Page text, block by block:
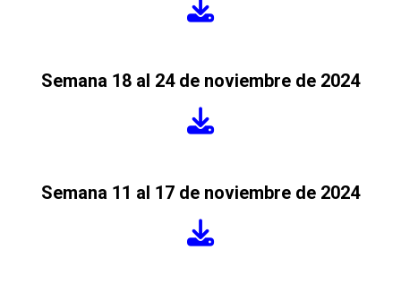
Semana 18 al 24 de noviembre de 2024
Semana 11 al 17 de noviembre de 2024